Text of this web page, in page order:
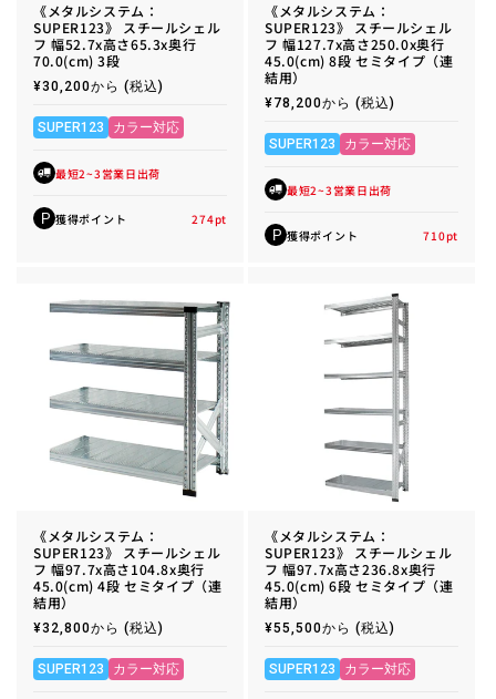
《メタルシステム：
SUPER123》 スチールシェル
フ 幅52.7x高さ65.3x奥行
70.0(cm) 3段
通
価
格
¥30,200から (税込)
SUPER123 カラー対応
最短2~3営業日出荷
P 獲得ポイント 274pt
《メタルシステム：
SUPER123》 スチールシェル
フ 幅127.7x高さ250.0x奥行
45.0(cm) 8段 セミタイプ（連
結用）
通
価
格
¥78,200から (税込)
SUPER123 カラー対応
最短2~3営業日出荷
P 獲得ポイント 710pt
《メタルシステム：
SUPER123》 スチールシェル
フ 幅97.7x高さ104.8x奥行
45.0(cm) 4段 セミタイプ（連
結用）
通
価
格
¥32,800から (税込)
SUPER123 カラー対応
《メタルシステム：
SUPER123》 スチールシェル
フ 幅97.7x高さ236.8x奥行
45.0(cm) 6段 セミタイプ（連
結用）
通
価
格
¥55,500から (税込)
SUPER123 カラー対応